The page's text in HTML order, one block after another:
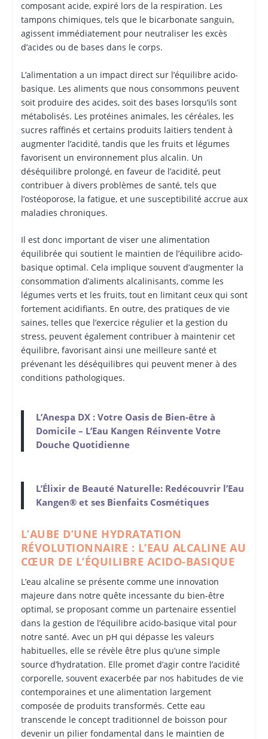
composant acide, expiré lors de la respiration. Les
tampons chimiques, tels que le bicarbonate sanguin,
agissent immédiatement pour neutraliser les excès
d’acides ou de bases dans le corps.
L’alimentation a un impact direct sur l’équilibre acido-
basique. Les aliments que nous consommons peuvent
soit produire des acides, soit des bases lorsqu’ils sont
métabolisés. Les protéines animales, les céréales, les
sucres raffinés et certains produits laitiers tendent à
augmenter l’acidité, tandis que les fruits et légumes
favorisent un environnement plus alcalin. Un
déséquilibre prolongé, en faveur de l’acidité, peut
contribuer à divers problèmes de santé, tels que
l’ostéoporose, la fatigue, et une susceptibilité accrue aux
maladies chroniques.
Il est donc important de viser une alimentation
équilibrée qui soutient le maintien de l’équilibre acido-
basique optimal. Cela implique souvent d’augmenter la
consommation d’aliments alcalinisants, comme les
légumes verts et les fruits, tout en limitant ceux qui sont
fortement acidifiants. En outre, des pratiques de vie
saines, telles que l’exercice régulier et la gestion du
stress, peuvent également contribuer à maintenir cet
équilibre, favorisant ainsi une meilleure santé et
prévenant les déséquilibres qui peuvent mener à des
conditions pathologiques.
L’Anespa DX : Votre Oasis de Bien-être à
Domicile – L’Eau Kangen Réinvente Votre
Douche Quotidienne
L’Élixir de Beauté Naturelle: Redécouvrir l’Eau
Kangen® et ses Bienfaits Cosmétiques
L’AUBE D’UNE HYDRATATION
RÉVOLUTIONNAIRE : L’EAU ALCALINE AU
CŒUR DE L’ÉQUILIBRE ACIDO-BASIQUE
L’eau alcaline se présente comme une innovation
majeure dans notre quête incessante du bien-être
optimal, se proposant comme un partenaire essentiel
dans la gestion de l’équilibre acido-basique vital pour
notre santé. Avec un pH qui dépasse les valeurs
habituelles, elle se révèle être plus qu’une simple
source d’hydratation. Elle promet d’agir contre l’acidité
corporelle, souvent exacerbée par nos habitudes de vie
contemporaines et une alimentation largement
composée de produits transformés. Cette eau
transcende le concept traditionnel de boisson pour
devenir un pilier fondamental dans le maintien de